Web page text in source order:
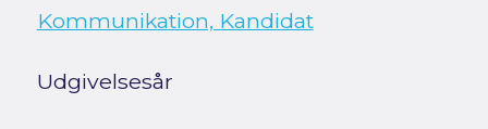
Kommunikation, Kandidat
Udgivelsesår